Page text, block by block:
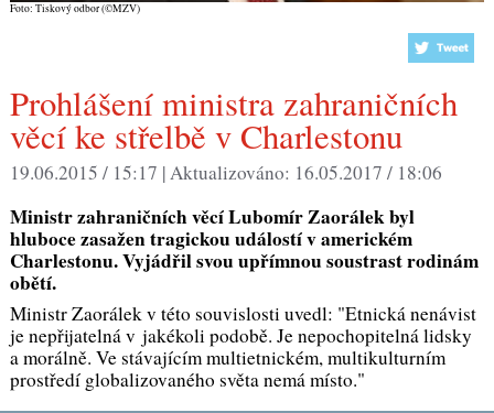
Foto: Tiskový odbor (©MZV)
Prohlášení ministra zahraničních
věcí ke střelbě v Charlestonu
19.06.2015 / 15:17 |Aktualizováno: 16.05.2017 / 18:06
Ministr zahraničních věcí Lubomír Zaorálek byl
hluboce zasažen tragickou událostí v americkém
Charlestonu. Vyjádřil svou upřímnou soustrast rodinám
obětí.
Ministr Zaorálek v této souvislosti uvedl: "Etnická nenávist
je nepřijatelná v jakékoli podobě. Je nepochopitelná lidsky
a morálně. Ve stávajícím multietnickém, multikulturním
prostředí globalizovaného světa nemá místo."